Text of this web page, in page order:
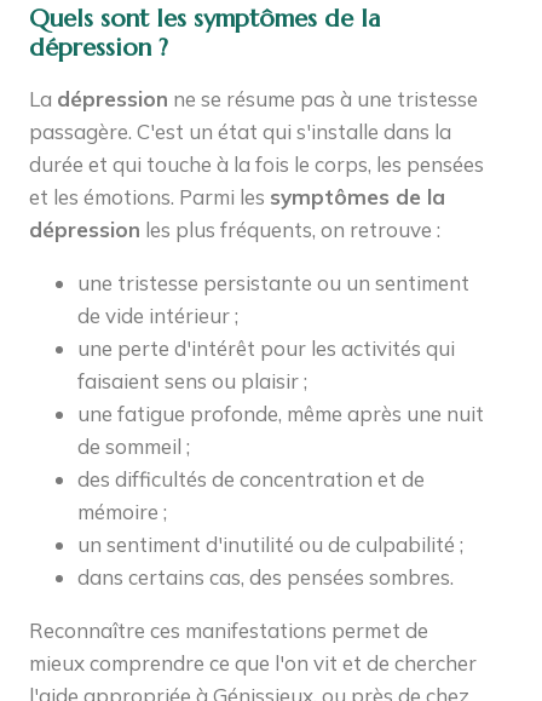
Quels sont les symptômes de la
dépression ?
La dépression ne se résume pas à une tristesse
passagère. C'est un état qui s'installe dans la
durée et qui touche à la fois le corps, les pensées
et les émotions. Parmi les symptômes de la
dépression les plus fréquents, on retrouve :
une tristesse persistante ou un sentiment
de vide intérieur ;
une perte d'intérêt pour les activités qui
faisaient sens ou plaisir ;
une fatigue profonde, même après une nuit
de sommeil ;
des difficultés de concentration et de
mémoire ;
un sentiment d'inutilité ou de culpabilité ;
dans certains cas, des pensées sombres.
Reconnaître ces manifestations permet de
mieux comprendre ce que l'on vit et de chercher
l'aide appropriée à Génissieux, ou près de chez